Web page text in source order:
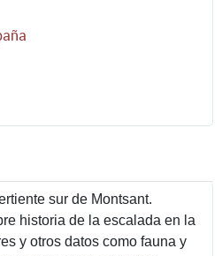
sur de Montsant.
historia de la escalada en la
y otros datos como fauna y